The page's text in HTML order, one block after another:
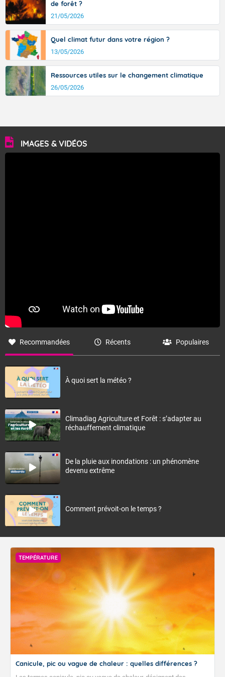
de forêt ?
21/05/2026
Quel climat futur dans votre région ?
13/05/2026
Ressources utiles sur le changement climatique
26/05/2026
IMAGES & VIDÉOS
Recommandées Récents Populaires
À quoi sert la météo ?
Climadiag Agriculture et Forêt : s’adapter au
réchauffement climatique
De la pluie aux inondations : un phénomène
devenu extrême
Comment prévoit-on le temps ?
TEMPÉRATURE
Canicule, pic ou vague de chaleur : quelles différences ?